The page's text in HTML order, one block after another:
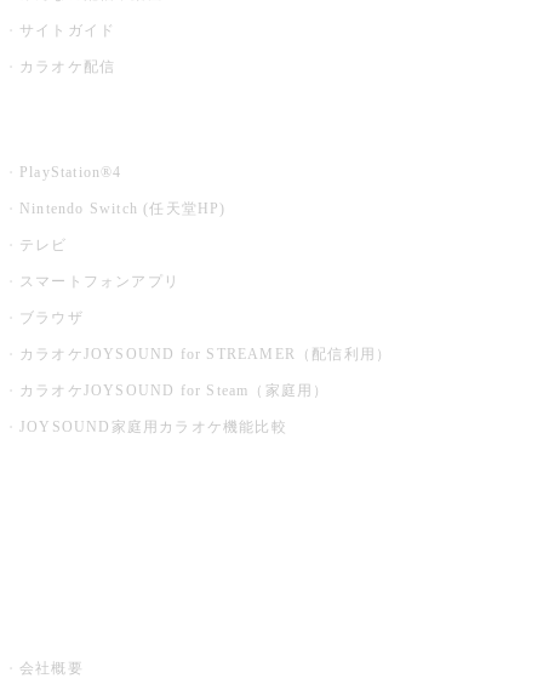
サイトガイド
カラオケ配信
PlayStation®4
Nintendo Switch (任天堂HP)
テレビ
スマートフォンアプリ
ブラウザ
カラオケJOYSOUND for STREAMER（配信利用）
カラオケJOYSOUND for Steam（家庭用）
JOYSOUND家庭用カラオケ機能比較
会社概要